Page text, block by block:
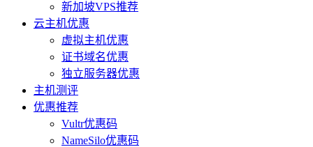
新加坡VPS推荐
云主机优惠
虚拟主机优惠
证书域名优惠
独立服务器优惠
主机测评
优惠推荐
Vultr优惠码
NameSilo优惠码